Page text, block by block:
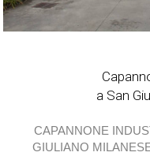
a San
CAPANNONE
GIULIANO